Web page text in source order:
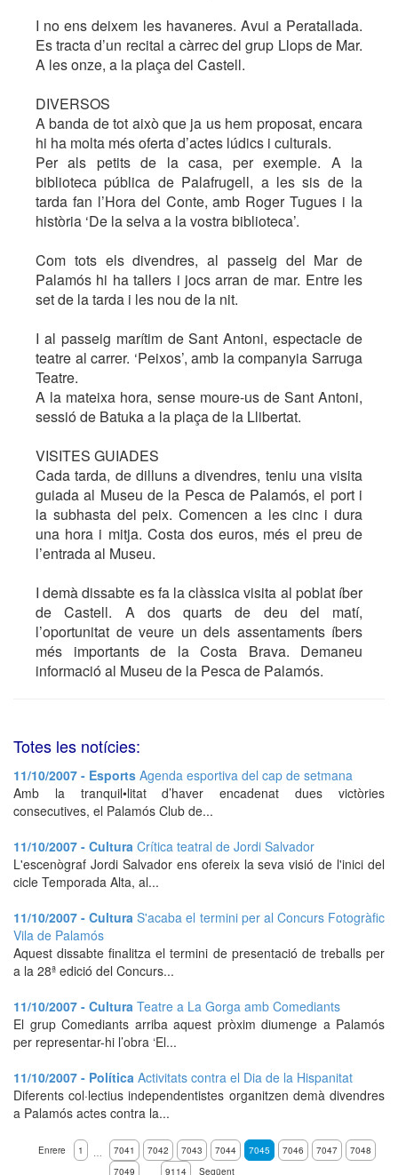
I no ens deixem les havaneres. Avui a Peratallada.
Es tracta d’un recital a càrrec del grup Llops de Mar.
A les onze, a la plaça del Castell.
DIVERSOS
A banda de tot això que ja us hem proposat, encara
hi ha molta més oferta d’actes lúdics i culturals.
Per als petits de la casa, per exemple. A la
biblioteca pública de Palafrugell, a les sis de la
tarda fan l’Hora del Conte, amb Roger Tugues i la
història ‘De la selva a la vostra biblioteca’.
Com tots els divendres, al passeig del Mar de
Palamós hi ha tallers i jocs arran de mar. Entre les
set de la tarda i les nou de la nit.
I al passeig marítim de Sant Antoni, espectacle de
teatre al carrer. ‘Peixos’, amb la companyia Sarruga
Teatre.
A la mateixa hora, sense moure-us de Sant Antoni,
sessió de Batuka a la plaça de la Llibertat.
VISITES GUIADES
Cada tarda, de dilluns a divendres, teniu una visita
guiada al Museu de la Pesca de Palamós, el port i
la subhasta del peix. Comencen a les cinc i dura
una hora i mitja. Costa dos euros, més el preu de
l’entrada al Museu.
I demà dissabte es fa la clàssica visita al poblat íber
de Castell. A dos quarts de deu del matí,
l’oportunitat de veure un dels assentaments íbers
més importants de la Costa Brava. Demaneu
informació al Museu de la Pesca de Palamós.
Totes les notícies:
11/10/2007 - Esports Agenda esportiva del cap de setmana
Amb la tranquil•litat d’haver encadenat dues victòries
consecutives, el Palamós Club de...
11/10/2007 - Cultura Crítica teatral de Jordi Salvador
L'escenògraf Jordi Salvador ens ofereix la seva visió de l'inici del
cicle Temporada Alta, al...
11/10/2007 - CulturaS'acaba el termini per al Concurs Fotogràfic
Vila de Palamós
Aquest dissabte finalitza el termini de presentació de treballs per
a la 28ª edició del Concurs...
11/10/2007 - Cultura Teatre a La Gorga amb Comediants
El grup Comediants arriba aquest pròxim diumenge a Palamós
per representar-hi l’obra ‘El...
11/10/2007 - Política Activitats contra el Dia de la Hispanitat
Diferents col·lectius independentistes organitzen demà divendres
a Palamós actes contra la...
Enrere 1 … 7041 7042 7043 7044 7045 7046 7047
7048
7049
9114 Següent